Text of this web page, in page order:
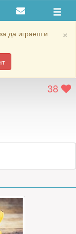
×
да играеш и
38